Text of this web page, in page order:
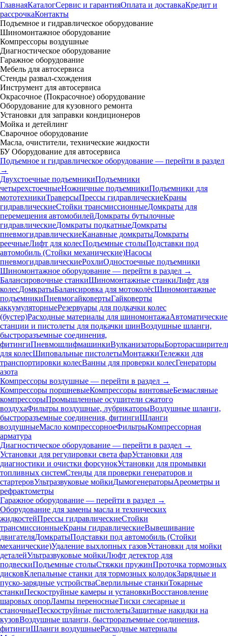
ГлавнаяКаталогСервис и гарантияОплата и доставкаКредит и
рассрочкаКонтакты
Подъемное и гидравлическое оборудование
Шиномонтажное оборудование
Компрессоры воздушные
Диагностическое оборудование
Гаражное оборудование
Мебель для автосервиса
Стенды развал-схождения
Инструмент для автосервиса
Окрасочное (Покрасочное) оборудование
Оборудование для кузовного ремонта
Установки для заправки кондиционеров
Мойка и детейлинг
Сварочное оборудование
Масла, очистители, технические жидкости
БУ Оборудование для автосервиса
Подъемное и гидравлическое оборудование — перейти в раздел
→
Двухстоечные подъемникиПодъемники
четырехстоечныеНожничные подъемникиПодъемники для
мототехникиТраверсыПрессы гидравлическиеКраны
гидравлическиеСтойки трансмиссионныеДомкраты для
перемещения автомобилейДомкраты бутылочные
гидравлическиеДомкраты подкатныеДомкраты
пневмогидравлическиеКанавные домкратыДомкраты
реечныеЛифт для колесПодъемные столыПодставки под
автомобиль (Стойки механические)Насосы
пневмогидравлическиеРохлиОдностоечные подъемники
Шиномонтажное оборудование — перейти в раздел →
Балансировочные станкиШиномонтажные станкиЛифт для
колесДомкратыБалансировка для мотоколёсШиномонтажные
подъемникиПневмогайковертыГайковерты
аккумуляторныеРезервуары для подкачки колес
(бустер)Расходные материалы для шиномонтажаАвтоматические
станции и пистолеты для подкачки шинВоздушные шланги,
быстроразъемные соединения,
фитингиПневмошлифмашинкиВулканизаторы
для колесШиповальные пистолетыМонтажкиТележки для
транспортировки колесВанны для проверки колесГенераторы
азота
Компрессоры воздушные — перейти в раздел →
Компрессоры поршневыеКомпрессоры винтовыеБезмасляные
компрессорыПромышленные осушители сжатого
воздухаФильтры воздушные, лубрикаторыВоздушные шланги,
быстроразъемные соединения, фитингиШланги
воздушныеМасло компрессорноеФильтрыКомпрессорная
арматура
Диагностическое оборудование — перейти в раздел →
Установки для регулировки света фарУстановки для
диагностики и очистки форсунокУстановки для промывки
топливных системСтенды для проверки генераторов и
стартеровУльтразвуковые мойкиДымогенераторыАреометры и
рефрактометры
Гаражное оборудование — перейти в раздел →
Оборудование для замены масла и технических
жидкостейПрессы гидравлическиеСтойки
трансмиссионныеКраны гидравлическиеВывешивание
двигателяДомкратыПодставки под автомобиль (Стойки
механические)Удаление выхлопных газовУстановки для мойки
деталейУльтразвуковые мойкиЛюфт детектор для
подвескиПодъемные столыСтяжки пружинПроточка тормозных
дисковКлепальные станки для тормозных колодокЗарядные и
пуско-зарядные устройстваСверлильные станкиТокарные
станкиПескоструйные камеры и установкиВосстановление
шаровых опорЛампы переносныеТиски слесарные и
станочныеПескоструйные пистолетыЗащитные накидки на
кузовВоздушные шланги, быстроразъемные соединения,
фитингиШланги воздушныеРасходные материалы